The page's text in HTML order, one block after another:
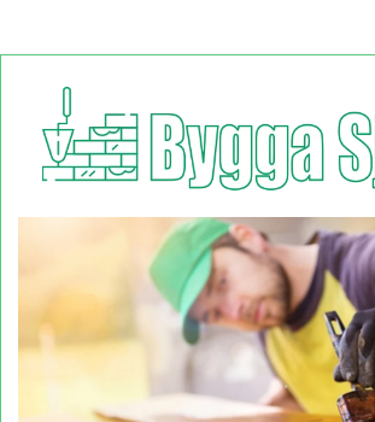
BADRUMSMÖBEL
BÄNK MED FÖRVARING
BLOGG